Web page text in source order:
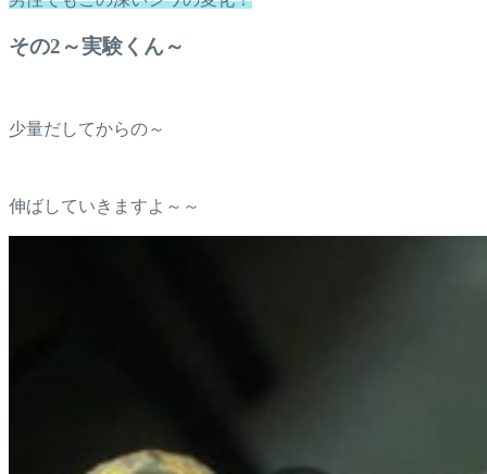
その2～実験くん～
少量だしてからの～
伸ばしていきますよ～～